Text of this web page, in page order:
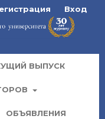
ВЫПУСК
ОБЪЯВЛЕНИЯ
Вход